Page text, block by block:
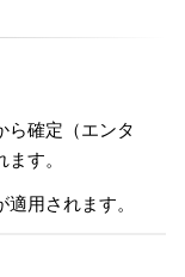
ら確定（エンタ
す。
用されます。